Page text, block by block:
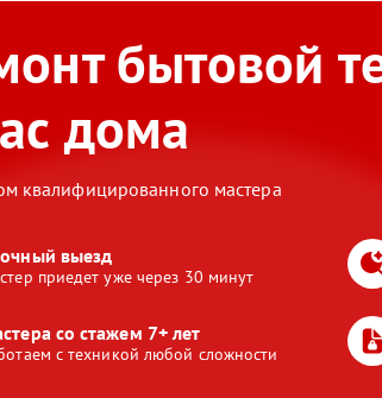
бытовой
дома
квалифицированного мастера
выезд
приедет уже через 30 минут
со стажем 7+ лет
с техникой любой сложности